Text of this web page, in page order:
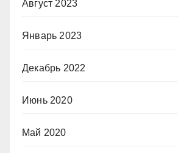
Август 2023
Январь 2023
Декабрь 2022
Июнь 2020
Май 2020